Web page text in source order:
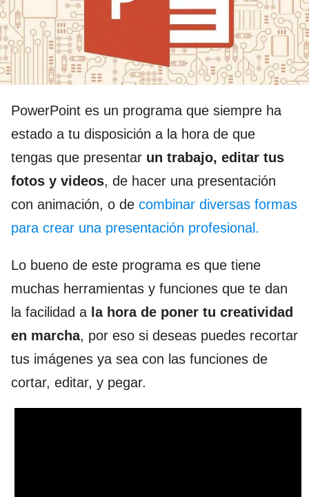
PowerPoint es un programa que siempre ha
estado a tu disposición a la hora de que
tengas que presentar un trabajo, editar tus
fotos y videos, de hacer una presentación
con animación, o de combinar diversas formas
para crear una presentación profesional.
Lo bueno de este programa es que tiene
muchas herramientas y funciones que te dan
la facilidad a la hora de poner tu creatividad
en marcha, por eso si deseas puedes recortar
tus imágenes ya sea con las funciones de
cortar, editar, y pegar.